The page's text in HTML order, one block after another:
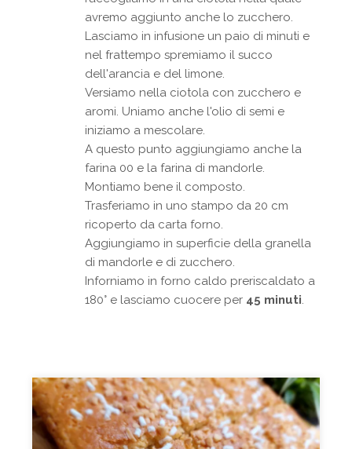
avremo aggiunto anche lo zucchero.
Lasciamo in infusione un paio di minuti e
nel frattempo spremiamo il succo
dell'arancia e del limone.
Versiamo nella ciotola con zucchero e
aromi. Uniamo anche l'olio di semi e
iniziamo a mescolare.
A questo punto aggiungiamo anche la
farina 00 e la farina di mandorle.
Montiamo bene il composto.
Trasferiamo in uno stampo da 20 cm
ricoperto da carta forno.
Aggiungiamo in superficie della granella
di mandorle e di zucchero.
Inforniamo in forno caldo preriscaldato a
180° e lasciamo cuocere per 45 minuti.